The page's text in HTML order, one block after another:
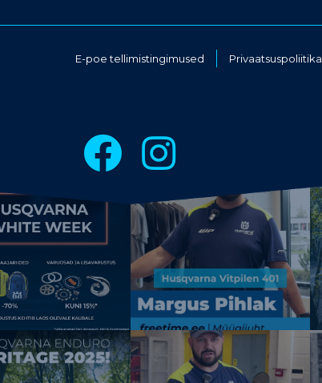
E-poe tellimistingimused Privaatsuspoliitika